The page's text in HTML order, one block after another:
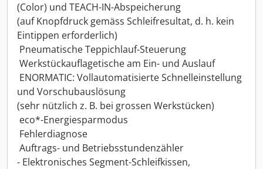
(Color) und TEACH-IN-Abspeicherung
(auf Knopfdruck gemäss Schleifresultat, d. h. kein
Eintippen erforderlich)
 Pneumatische Teppichlauf-Steuerung
 Werkstückauflagetische am Ein- und Auslauf
 ENORMATIC: Vollautomatisierte Schnelleinstellung
und Vorschubauslösung
(sehr nützlich z. B. bei grossen Werkstücken)
 eco*-Energiesparmodus
 Fehlerdiagnose
 Auftrags- und Betriebsstundenzähler
- Elektronisches Segment-Schleifkissen,